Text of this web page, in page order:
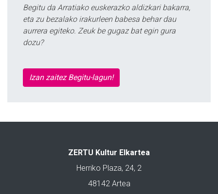
Begitu da Arratiako euskerazko aldizkari bakarra,
eta zu bezalako irakurleen babesa behar dau
aurrera egiteko. Zeuk be gugaz bat egin gura
dozu?
Izan zaitez Begitu-lagun!
ZERTU Kultur Elkartea
Herriko Plaza, 24, 2
48142 Artea